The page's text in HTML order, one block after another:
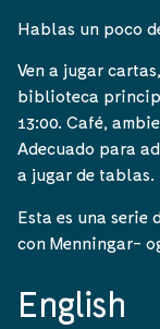
Hablas un poco
Ven a jugar
biblioteca
13:00. Café,
Adecuado para
a jugar de tablas.
Esta es una serie
con Menningar-
English